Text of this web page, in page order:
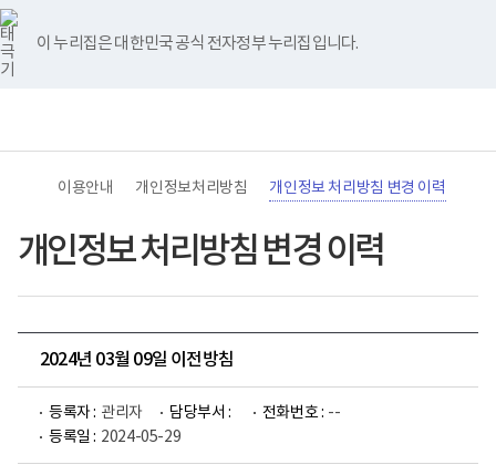
바
로
가
기
메
이 누리집은 대한민국 공식 전자정부 누리집입니다.
너
비
767px
이
하
영
검
메
홈
이용안내 개인정보처리방침 개인정보 처리방침 변경 이력
개인정보 처리방침 변경 이력
2024년 03월 09일 이전방침
등록자 : 관리자 담당부서 : 전화번호 : --
등록일 : 2024-05-29
유
튜
브
블
로
그
인
스
타
그
램
페
이
스
북